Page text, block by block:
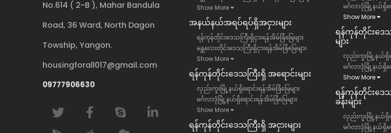
No.614 ( 2-B ), Mahar Bandula
Road, 36 Ward, North Dagon
Towship, Yangon.
housingforall017@gmail.com
09777906630
Show More
အနယ်နယ်အရပ်ရပ်ရှိအငှားများ
ရန်ကုန်တိုင်းဒေသကြီးရှိငှားရန်အိမ်ခြံမြေများ
မန္တလေးတိုင်းဒေသကြီးရှိငှားရန်အိမ်ခြံမြေများ
Show More
ရန်​ကုန်တိုင်းဒေသကြီး​ရှိ အရောင်းများ
လှည်းကူးမြို့နယ်ရှိရောင်းရန်အိမ်ခြံမြေများ
မင်္ဂလာဒုံမြို့နယ်ရှိရောင်းရန်အိမ်ခြံမြေများ
Show More
ရန်​ကုန်တိုင်းဒေသကြီး​ရှိ အငှားများ
မင်္ဂလာဒုံမြို့နယ်ရှိရ
Show More
ရန်ကုန်တိုင်းဒေ
များ
လှည်းကူးမြို့နယ်ရှိရ
မင်္ဂလာဒုံမြို့နယ်ရှိရ
Show More
ရန်ကုန်တိုင်းဒေ
ခန်းများ
လှည်းကူးမြို့နယ်ရှိရ
မင်္ဂလာဒုံမြို့နယ်ရှိရ